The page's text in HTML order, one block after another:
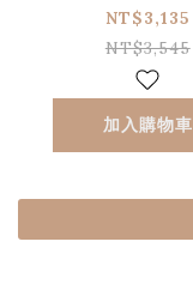
NT$3,135
NT$3,545
加入購物車